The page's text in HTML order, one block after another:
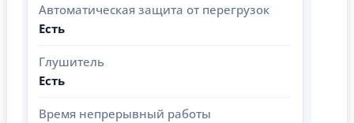
Автоматическая защита от перегрузок
Есть
Глушитель
Есть
Время непрерывный работы